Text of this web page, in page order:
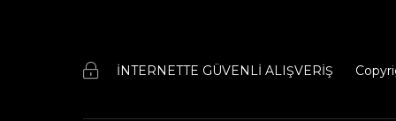
İNTERNETTE GÜVENLİ ALIŞVERİŞ